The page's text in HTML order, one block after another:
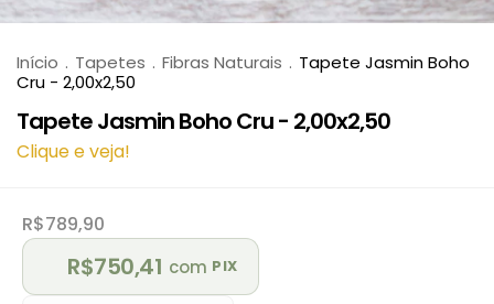
Início . Tapetes . Fibras Naturais . Tapete Jasmin Boho
Cru - 2,00x2,50
Tapete Jasmin Boho Cru - 2,00x2,50
Clique e veja!
R$789,90
R$750,41 com PIX